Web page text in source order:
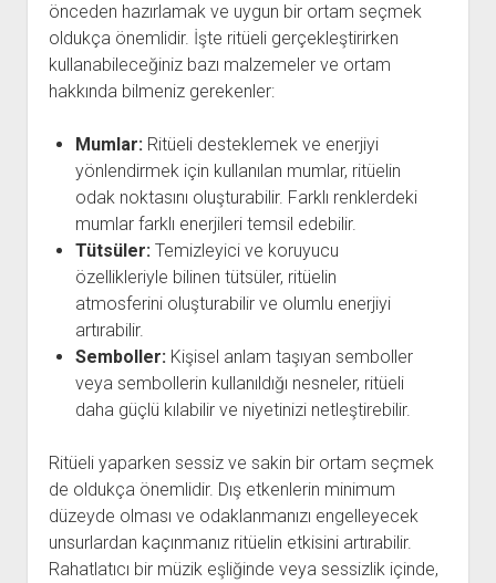
önceden hazırlamak ve uygun bir ortam seçmek
oldukça önemlidir. İşte ritüeli gerçekleştirirken
kullanabileceğiniz bazı malzemeler ve ortam
hakkında bilmeniz gerekenler:
Mumlar:Ritüeli desteklemek ve enerjiyi
yönlendirmek için kullanılan mumlar, ritüelin
odak noktasını oluşturabilir. Farklı renklerdeki
mumlar farklı enerjileri temsil edebilir.
Tütsüler:Temizleyici ve koruyucu
özellikleriyle bilinen tütsüler, ritüelin
atmosferini oluşturabilir ve olumlu enerjiyi
artırabilir.
Semboller:Kişisel anlam taşıyan semboller
veya sembollerin kullanıldığı nesneler, ritüeli
daha güçlü kılabilir ve niyetinizi netleştirebilir.
Ritüeli yaparken sessiz ve sakin bir ortam seçmek
de oldukça önemlidir. Dış etkenlerin minimum
düzeyde olması ve odaklanmanızı engelleyecek
unsurlardan kaçınmanız ritüelin etkisini artırabilir.
Rahatlatıcı bir müzik eşliğinde veya sessizlik içinde,